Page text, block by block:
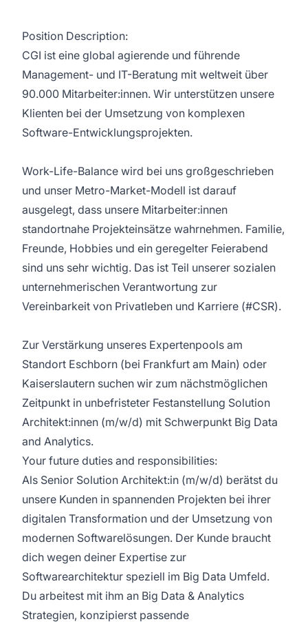
Position Description:
CGI ist eine global agierende und führende
Management- und IT-Beratung mit weltweit über
90.000 Mitarbeiter:innen. Wir unterstützen unsere
Klienten bei der Umsetzung von komplexen
Software-Entwicklungsprojekten.
Work-Life-Balance wird bei uns großgeschrieben
und unser Metro-Market-Modell ist darauf
ausgelegt, dass unsere Mitarbeiter:innen
standortnahe Projekteinsätze wahrnehmen. Familie,
Freunde, Hobbies und ein geregelter Feierabend
sind uns sehr wichtig. Das ist Teil unserer sozialen
unternehmerischen Verantwortung zur
Vereinbarkeit von Privatleben und Karriere (#CSR).
Zur Verstärkung unseres Expertenpools am
Standort Eschborn (bei Frankfurt am Main) oder
Kaiserslautern suchen wir zum nächstmöglichen
Zeitpunkt in unbefristeter Festanstellung Solution
Architekt:innen (m/w/d) mit Schwerpunkt Big Data
and Analytics.
Your future duties and responsibilities:
Als Senior Solution Architekt:in (m/w/d) berätst du
unsere Kunden in spannenden Projekten bei ihrer
digitalen Transformation und der Umsetzung von
modernen Softwarelösungen. Der Kunde braucht
dich wegen deiner Expertise zur
Softwarearchitektur speziell im Big Data Umfeld.
Du arbeitest mit ihm an Big Data & Analytics
Strategien, konzipierst passende